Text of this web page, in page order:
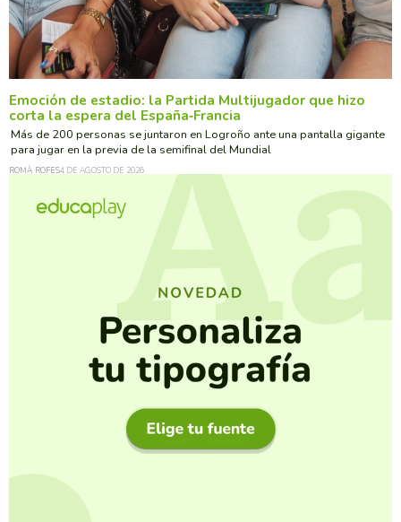
Emoción de estadio: la Partida Multijugador que hizo
corta la espera del España‑Francia
Más de 200 personas se juntaron en Logroño ante una pantalla gigante
para jugar en la previa de la semifinal del Mundial
ROMÀ ROFES4 DE AGOSTO DE 2026